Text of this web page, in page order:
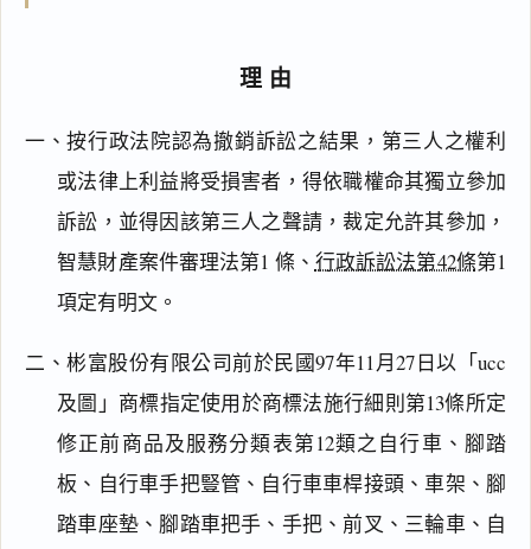
理由
一、按行政法院認為撤銷訴訟之結果，第三人之權利
或法律上利益將受損害者，得依職權命其獨立參加
訴訟，並得因該第三人之聲請，裁定允許其參加，
智慧財產案件審理法第1 條、 行政訴訟法第42條第1
項定有明文。
二、彬富股份有限公司前於民國97年11月27日以「ucc
及圖」商標指定使用於商標法施行細則第13條所定
修正前商品及服務分類表第12類之自行車、腳踏
板、自行車手把豎管、自行車車桿接頭、車架、腳
踏車座墊、腳踏車把手、手把、前叉、三輪車、自